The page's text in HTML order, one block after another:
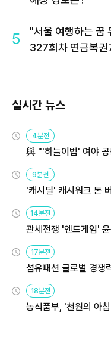
5
"서울 여행하는 꿈
327회차 연금복
실시간 뉴스
4분전
與 "'하늘이법' 여야
9분전
'캐시딜' 캐시워크 돈
14분전
관세전쟁 '엔드게임'
17분전
섬유패션 글로벌 경
18분전
농식품부, '천원의 아